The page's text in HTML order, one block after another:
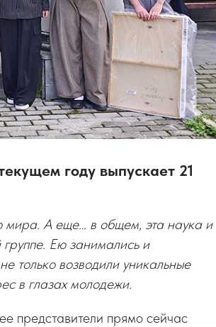
году выпускает 21
мира. А еще… в общем, эта наука и
группе. Ею занимались и
только возводили уникальные
в глазах молодежи.
представители прямо сейчас